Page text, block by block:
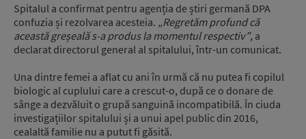
Spitalul a confirmat pentru agenția de știri germană DPA
confuzia și rezolvarea acesteia. „Regretăm profund că
această greșeală s-a produs la momentul respectiv”, a
declarat directorul general al spitalului, într-un comunicat.
Una dintre femei a aflat cu ani în urmă că nu putea fi copilul
biologic al cuplului care a crescut-o, după ce o donare de
sânge a dezvăluit o grupă sanguină incompatibilă. În ciuda
investigațiilor spitalului și a unui apel public din 2016,
cealaltă familie nu a putut fi găsită.